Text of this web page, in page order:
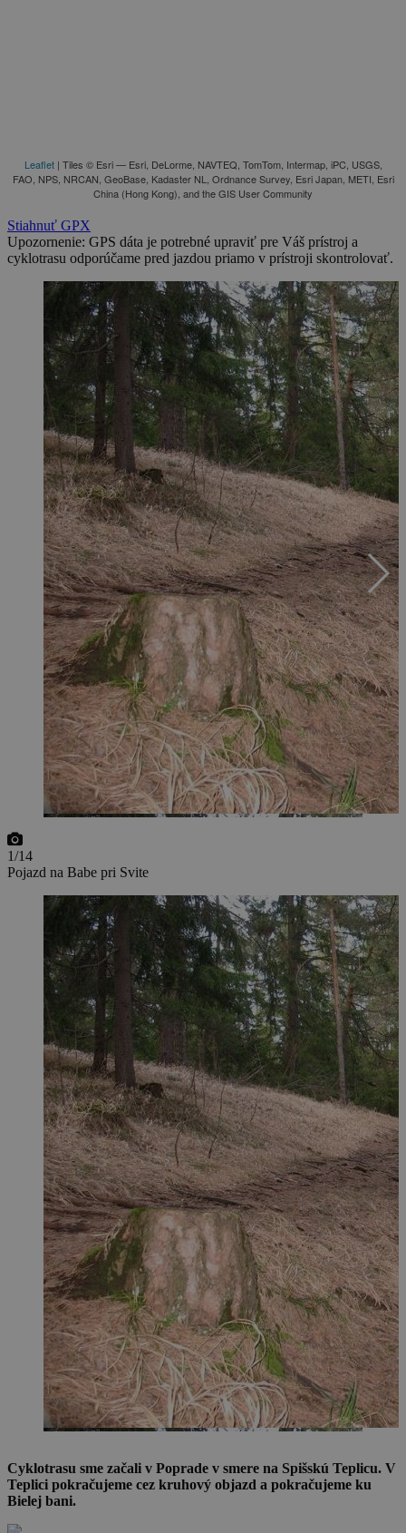
Leaflet| Tiles © Esri — Esri, DeLorme, NAVTEQ, TomTom, Intermap, iPC, USGS,
FAO, NPS, NRCAN, GeoBase, Kadaster NL, Ordnance Survey, Esri Japan, METI, Esri
China (Hong Kong), and the GIS User Community
Stiahnuť GPX
Upozornenie: GPS dáta je potrebné upraviť pre Váš prístroj a
cyklotrasu odporúčame pred jazdou priamo v prístroji skontrolovať.
1/14
Pojazd na Babe pri Svite
Cyklotrasu sme začali v Poprade v smere na Spišskú Teplicu. V
Teplici pokračujeme cez kruhový objazd a pokračujeme ku
Bielej bani.